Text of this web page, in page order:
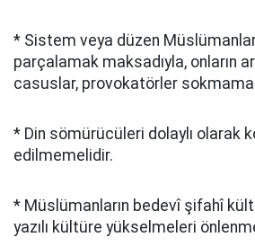
* Sistem veya düzen
parçalamak maksadıyla, onların
casuslar, provokatörler
* Din sömürücüleri dolaylı olarak
edilmemelidir.
* Müslümanların bedevî şifahî
yazılı kültüre yükselmeleri